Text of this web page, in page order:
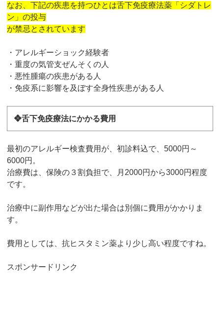
なお、下記の疾患を持つひとは舌下免疫療法薬「シダトレ
ン」の投与
が禁忌とされています
・アレルギーショック経験者
・重度の気管支ぜんそくの人
・悪性腫瘍の疾患がある人
・免疫系に影響を及ぼす全身性疾患がある人
❖舌下免疫療法にかかる費用
最初のアレルギー検査費用が、初診料込で、5000円～
6000円。
治療費は、保険の３割負担で、月2000円から3000円程度
です。
治療中に副作用などが出た場合は別個に費用がかかりま
す。
費用としては、抗ヒスタミン薬より少し高い程度ですね。
スポンサードリンク